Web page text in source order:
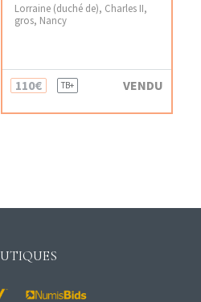
Lorraine (duché de), Charles II,
gros, Nancy
110€ TB+ VENDU